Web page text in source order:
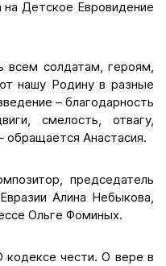
на Детское Евровидение
всем солдатам, героям,
нашу Родину в разные
– благодарность
смелость, отвагу,
обращается Анастасия.
председатель
Алина Небыкова,
Ольге Фоминых.
чести. О вере в